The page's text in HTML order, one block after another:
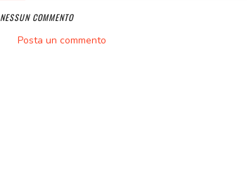
NESSUN COMMENTO
Posta un commento